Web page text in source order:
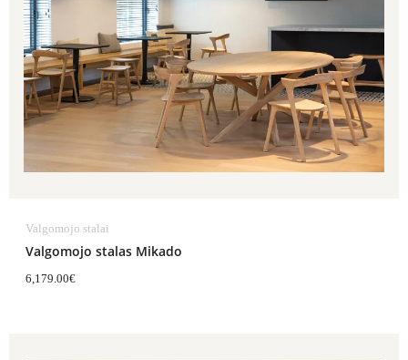
Valgomojo stalai
Valgomojo stalas Mikado
6,179.00€